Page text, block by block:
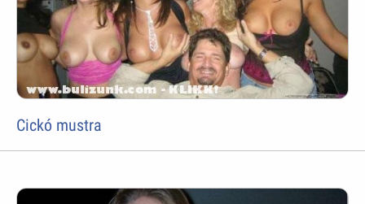
Cickó mustra